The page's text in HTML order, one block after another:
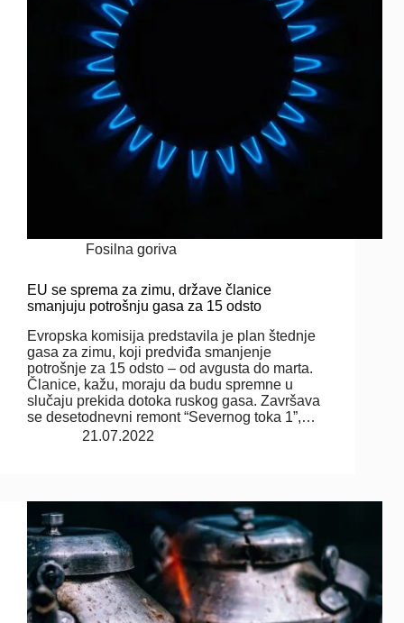
Fosilna goriva
EU se sprema za zimu, države članice
smanjuju potrošnju gasa za 15 odsto
Evropska komisija predstavila je plan štednje
gasa za zimu, koji predviđa smanjenje
potrošnje za 15 odsto – od avgusta do marta.
Članice, kažu, moraju da budu spremne u
slučaju prekida dotoka ruskog gasa. Završava
se desetodnevni remont “Severnog toka 1”,…
21.07.2022